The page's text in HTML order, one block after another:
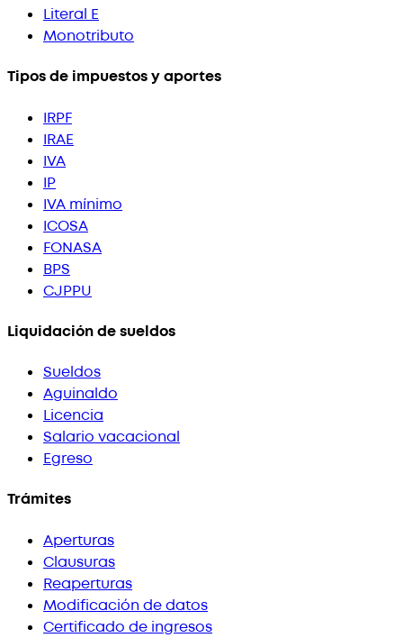
Literal E
Monotributo
Tipos de impuestos y aportes
IRPF
IRAE
IVA
IP
IVA mínimo
ICOSA
FONASA
BPS
CJPPU
Liquidación de sueldos
Sueldos
Aguinaldo
Licencia
Salario vacacional
Egreso
Trámites
Aperturas
Clausuras
Reaperturas
Modificación de datos
Certificado de ingresos